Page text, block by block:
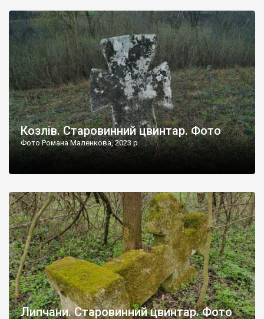
не видно, але видно дві стареньких колії у траві – […]
Козлів. Старовинний цвинтар. Фото
Фото Романа Маленкова, 2023 р.
Липчани. Старовинний цвинтар. Фото